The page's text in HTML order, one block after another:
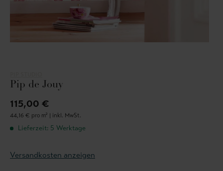
Pip de Jouy
115,00 €
44,16 € pro m² | inkl. MwSt.
Lieferzeit: 5 Werktage
Versandkosten anzeigen